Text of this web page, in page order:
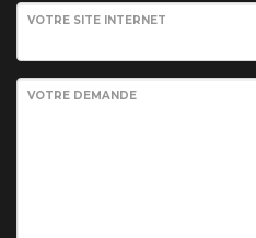
VOTRE SITE INTERNET
VOTRE DEMANDE